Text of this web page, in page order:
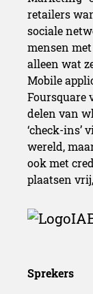
retailers
sociale
mensen
alleen wat
Mobile
Foursquare
delen van
‘check-ins’
wereld,
ook met
plaatsen
Sprekers